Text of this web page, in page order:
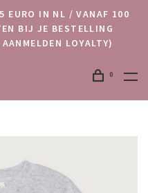
EURO IN NL / VANAF 100
BIJ JE BESTELLING
LOYALTY)
0